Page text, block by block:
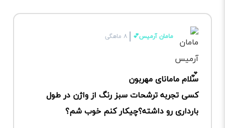
مامان آرمیس💕 ۸ ماهگی
سلام مامانای مهربون
کسی تجربه ترشحات سبز رنگ از واژن در طول
بارداری رو داشته؟چیکار کنم خوب شم؟